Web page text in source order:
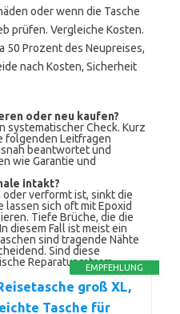
oder wenn die Tasche
prüfen. Vergleiche Kosten.
50 Prozent des Neupreises,
nach Kosten, Sicherheit
oder neu kaufen?
systematischer Check. Kurz
folgenden Leitfragen
beantwortet und
wie Garantie und
intakt?
verformt ist, sinkt die
lassen sich oft mit Epoxid
Tiefe Brüche, die die
diesem Fall ist meist ein
sind tragende Nähte
Sind diese
Reparatur ratsam.EMPFEHLUNG
groß XL,
Tasche für